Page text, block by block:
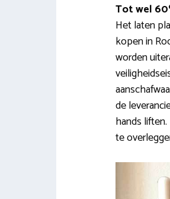
Tot wel
Het laten
kopen in
worden
de
hands
te